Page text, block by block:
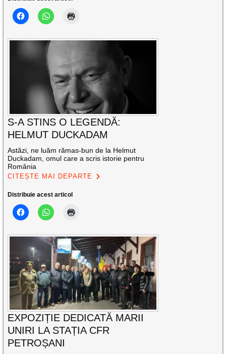
S-A STINS O LEGENDĂ:
HELMUT DUCKADAM
Astăzi, ne luăm rămas-bun de la Helmut
Duckadam, omul care a scris istorie pentru
România
CITEȘTE MAI DEPARTE
Distribuie acest articol
EXPOZIȚIE DEDICATĂ MARII
UNIRI LA STAȚIA CFR
PETROȘANI